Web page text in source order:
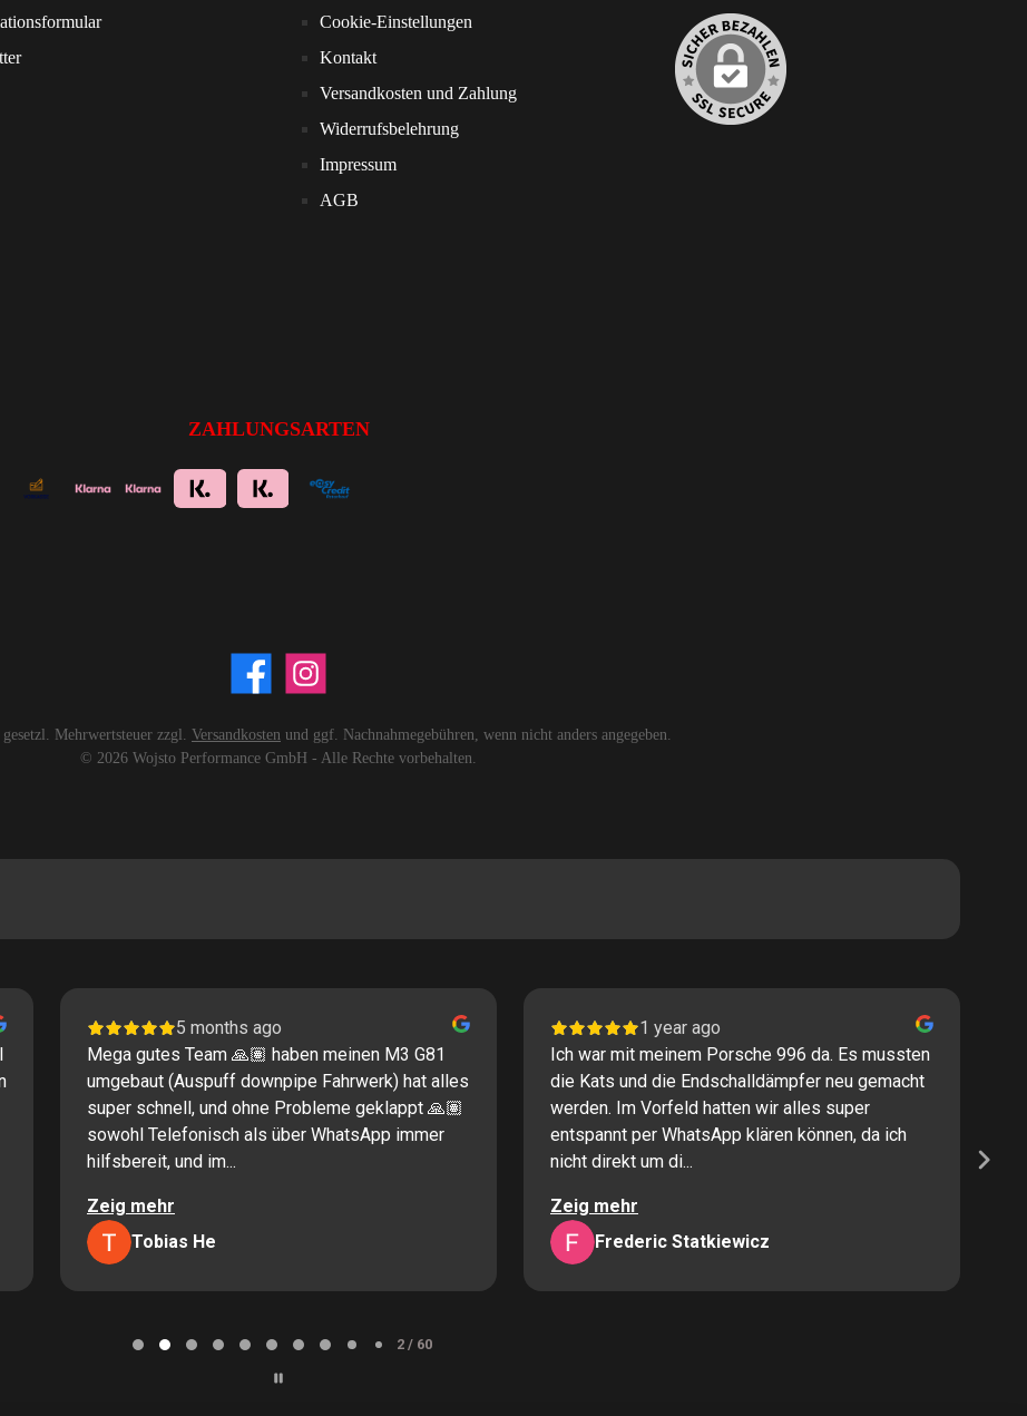
Cookie-Einstellungen
Kontakt
Versandkosten und Zahlung
Widerrufsbelehrung
Impressum
AGB
ZAHLUNGSARTEN
Mehrwertsteuer zzgl. Versandkosten und ggf. Nachnahmegebühren, wenn nicht anders angegeben.
© 2026 Wojsto Performance GmbH - Alle Rechte vorbehalten.
5 months ago
Mega gutes Team 🙏🏽 haben meinen M3 G81
umgebaut (Auspuff downpipe Fahrwerk) hat alles
super schnell, und ohne Probleme geklappt 🙏🏽
sowohl Telefonisch als über WhatsApp immer
hilfsbereit, und im...
Zeig mehr
Tobias He
1 year ago
Ich war mit meinem Porsche 996 da. Es mussten
die Kats und die Endschalldämpfer neu gemacht
werden. Im Vorfeld hatten wir alles super
entspannt per WhatsApp klären können, da ich
nicht direkt um di...
Zeig mehr
Frederic Statkiewicz
2 / 60